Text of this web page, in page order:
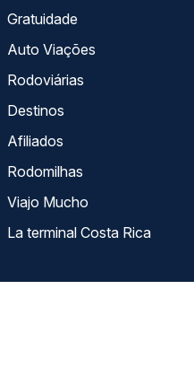
Gratuidade
Auto Viações
Rodoviárias
Destinos
Afiliados
Rodomilhas
Viajo Mucho
La terminal Costa Rica